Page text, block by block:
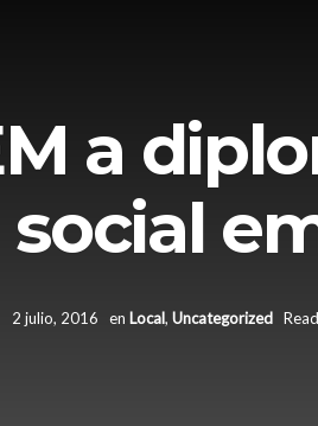
a
2 julio, 2016 en Local, Uncategorized